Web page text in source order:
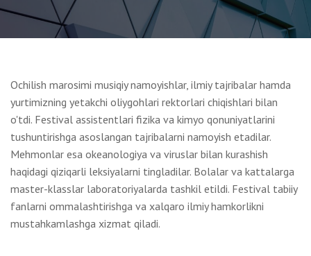
Ochilish marosimi musiqiy namoyishlar, ilmiy tajribalar hamda
yurtimizning yetakchi oliygohlari rektorlari chiqishlari bilan
o'tdi. Festival assistentlari fizika va kimyo qonuniyatlarini
tushuntirishga asoslangan tajribalarni namoyish etadilar.
Mehmonlar esa okeanologiya va viruslar bilan kurashish
haqidagi qiziqarli leksiyalarni tingladilar. Bolalar va kattalarga
master-klasslar laboratoriyalarda tashkil etildi. Festival tabiiy
fanlarni ommalashtirishga va xalqaro ilmiy hamkorlikni
mustahkamlashga xizmat qiladi.